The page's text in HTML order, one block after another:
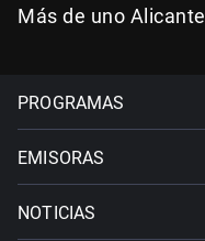
Más de uno Alicante
PROGRAMAS
EMISORAS
NOTICIAS